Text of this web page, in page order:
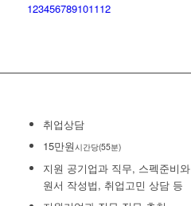
123456789101112
취업상담
15만원시간당(55분)
지원 공기업과 직무, 스펙준비
원서 작성법, 취업고민 상담 등